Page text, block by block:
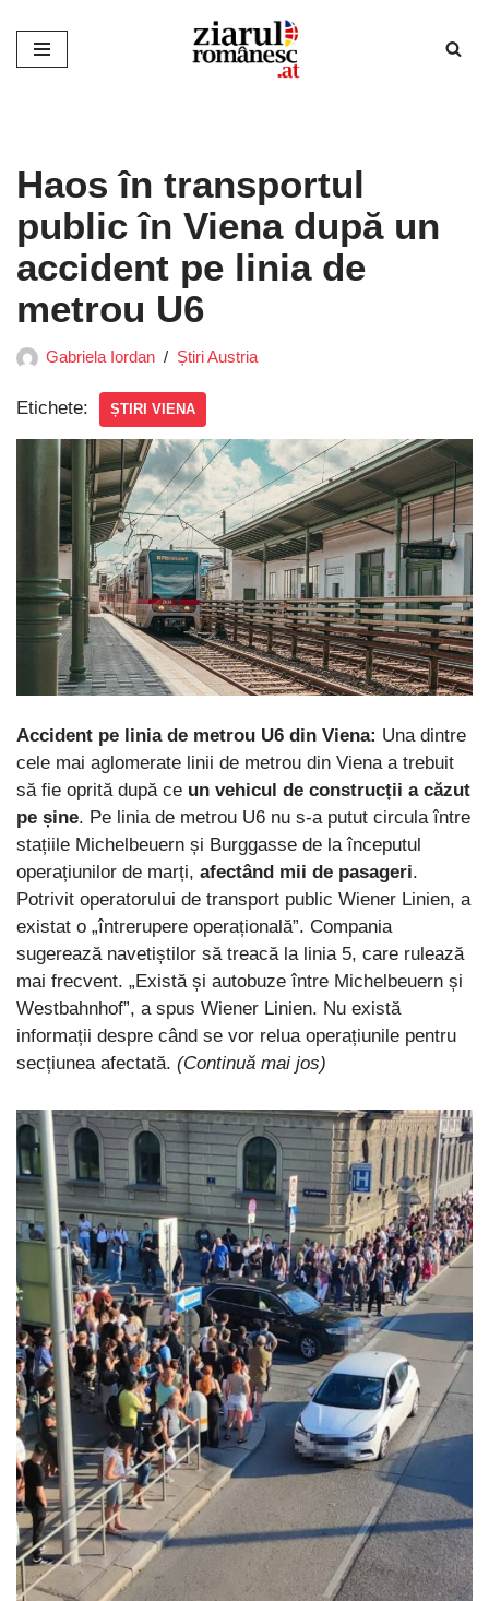
Sari
Haos în transportul
public în Viena după un
accident pe linia de
metrou U6
Gabriela Iordan Știri Austria
Etichete: ȘTIRI VIENA
Accident pe linia de metrou U6 din Viena: Una dintre
cele mai aglomerate linii de metrou din Viena a trebuit
să fie oprită după ce un vehicul de construcții a căzut
pe șine. Pe linia de metrou U6 nu s-a putut circula între
stațiile Michelbeuern și Burggasse de la începutul
operațiunilor de marți, afectând mii de pasageri.
Potrivit operatorului de transport public Wiener Linien, a
existat o „întrerupere operațională”. Compania
sugerează navetiștilor să treacă la linia 5, care rulează
mai frecvent. „Există și autobuze între Michelbeuern și
Westbahnhof”, a spus Wiener Linien. Nu există
informații despre când se vor relua operațiunile pentru
secțiunea afectată. (Continuă mai jos)